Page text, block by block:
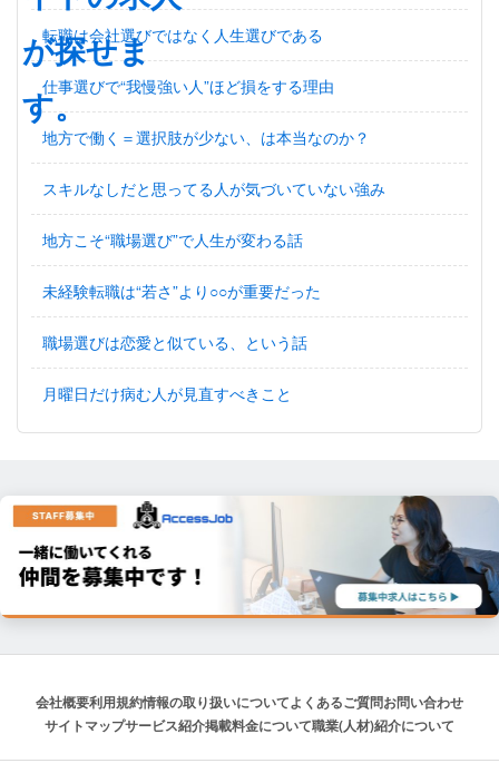
転職は会社選びではなく人生選びである
仕事選びで“我慢強い人”ほど損をする理由
地方で働く＝選択肢が少ない、は本当なのか？
スキルなしだと思ってる人が気づいていない強み
地方こそ“職場選び”で人生が変わる話
未経験転職は“若さ”より○○が重要だった
職場選びは恋愛と似ている、という話
月曜日だけ病む人が見直すべきこと
会社概要利用規約情報の取り扱いについてよくあるご質問お問い合わせ
サイトマップサービス紹介掲載料金について職業(人材)紹介について